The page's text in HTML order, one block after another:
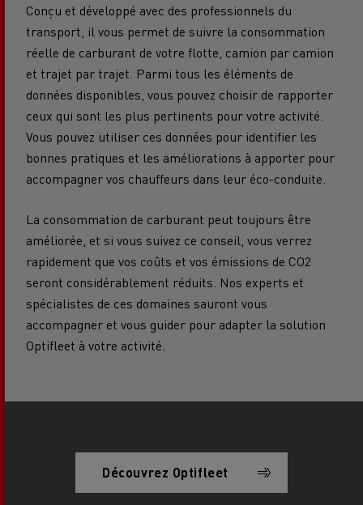
Conçu et développé avec des professionnels du
transport, il vous permet de suivre la consommation
réelle de carburant de votre flotte, camion par camion
et trajet par trajet. Parmi tous les éléments de
données disponibles, vous pouvez choisir de rapporter
ceux qui sont les plus pertinents pour votre activité.
Vous pouvez utiliser ces données pour identifier les
bonnes pratiques et les améliorations à apporter pour
accompagner vos chauffeurs dans leur éco-conduite.
La consommation de carburant peut toujours être
améliorée, et si vous suivez ce conseil, vous verrez
rapidement que vos coûts et vos émissions de CO2
seront considérablement réduits. Nos experts et
spécialistes de ces domaines sauront vous
accompagner et vous guider pour adapter la solution
Optifleet à votre activité.
Découvrez Optifleet